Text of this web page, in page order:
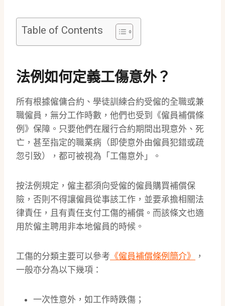
Table of Contents
法例如何定義工傷意外？
所有根據僱傭合約、學徒訓練合約受僱的全職或兼
職僱員，無分工作時數，他們也受到《僱員補償條
例》保障。只要他們在履行合約期間出現意外、死
亡，甚至指定的職業病（即使意外由僱員犯錯或疏
忽引致），都可被視為「工傷意外」。
按法例規定，僱主都須向受僱的僱員購買補償保
險，否則不得讓僱員從事該工作，並要承擔相關法
律責任，且有責任支付工傷的補償。而該條文也適
用於僱主聘用非本地僱員的時候。
工傷的分類主要可以參考 《僱員補償條例簡介》
，
一般亦分為以下幾項：
一次性意外，如工作時跌傷；